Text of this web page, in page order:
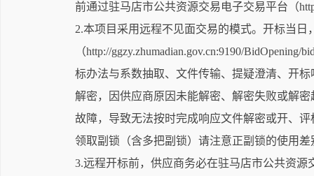
前通过驻马店市公共资源交易电子交易平台（
2.本项目采用远程不见面交易的模式。开标当
（http://ggzy.zhumadian.gov.cn:9190/
标办法与系数抽取、文件传输、提疑澄清、开
解密，因供应商原因未能解密、解密失败或解
故障，导致无法按时完成响应文件解密或开、
领取副锁（含多把副锁）请注意正副锁的使用差
3.远程开标前，供应商务必在驻马店市公共资源